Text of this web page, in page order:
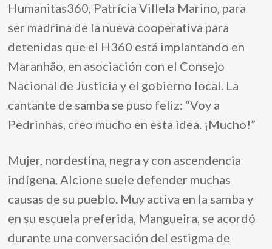
Humanitas360, Patrícia Villela Marino, para
ser madrina de la nueva cooperativa para
detenidas que el H360 está implantando en
Maranhão, en asociación con el Consejo
Nacional de Justicia y el gobierno local. La
cantante de samba se puso feliz: “Voy a
Pedrinhas, creo mucho en esta idea. ¡Mucho!”
Mujer, nordestina, negra y con ascendencia
indígena, Alcione suele defender muchas
causas de su pueblo. Muy activa en la samba y
en su escuela preferida, Mangueira, se acordó
durante una conversación del estigma de